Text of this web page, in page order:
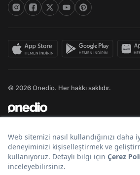
© 2026 Onedio. Her hakkı saklıdır.
Bir markasıdır.